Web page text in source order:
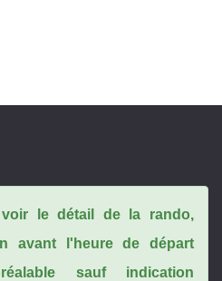
le détail de la rando,
avant l'heure de départ
sauf indication